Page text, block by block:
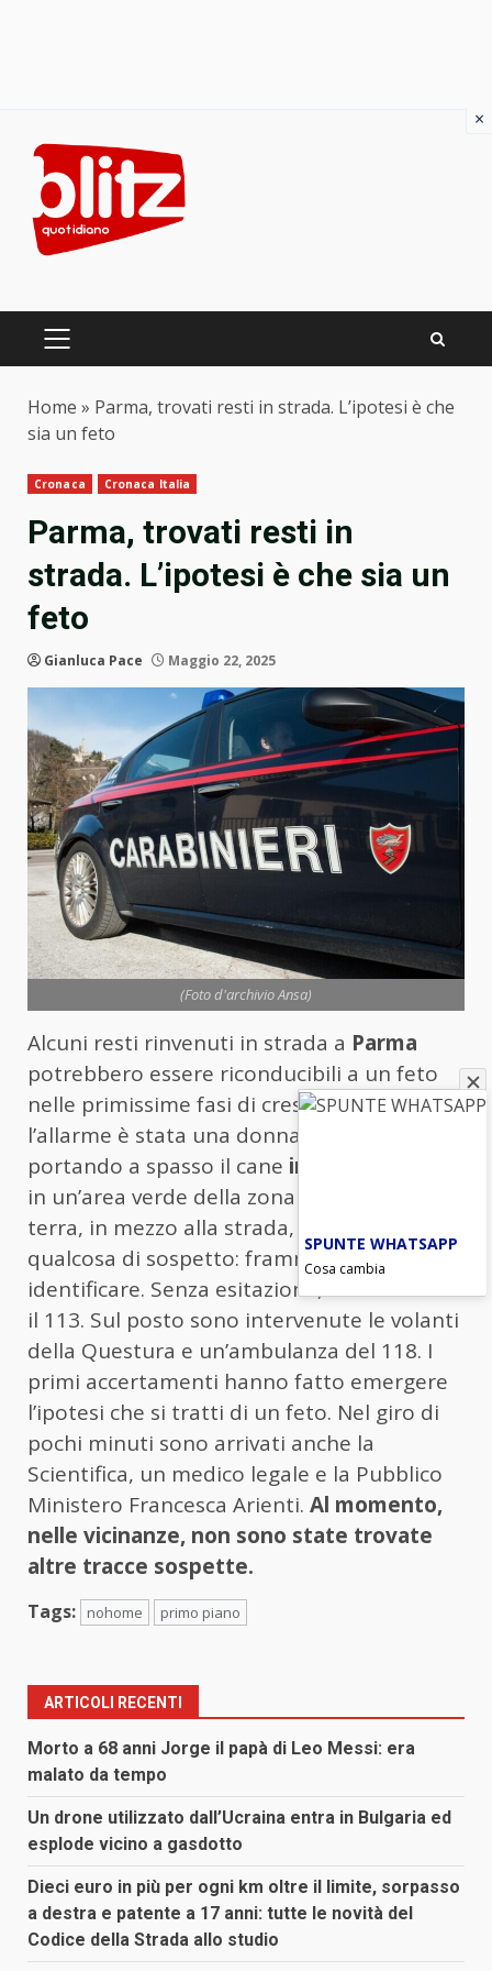
content
PRIMARY
Home » Parma, trovati resti in strada. L’ipotesi è che
sia un feto
Cronaca Cronaca Italia
Parma, trovati resti in
strada. L’ipotesi è che sia un
feto
Gianluca Pace Maggio 22, 2025
(Foto d'archivio Ansa)
Alcuni resti rinvenuti in strada a Parma
potrebbero essere riconducibili a un feto
nelle primissime fasi di crescita. A dare
l’allarme è stata una donna che stava
portando a spasso il cane in via Federico II
in un’area verde della zona Crocetta. A
terra, in mezzo alla strada, ha notato
qualcosa di sospetto: frammenti difficili da
identificare. Senza esitazione, ha chiamato
il 113. Sul posto sono intervenute le volanti
della Questura e un’ambulanza del 118. I
primi accertamenti hanno fatto emergere
l’ipotesi che si tratti di un feto. Nel giro di
pochi minuti sono arrivati anche la
Scientifica, un medico legale e la Pubblico
Ministero Francesca Arienti. Al momento,
nelle vicinanze, non sono state trovate
altre tracce sospette.
Tags: nohome primo piano
ARTICOLI RECENTI
Morto a 68 anni Jorge il papà di Leo Messi: era
malato da tempo
Un drone utilizzato dall’Ucraina entra in Bulgaria ed
esplode vicino a gasdotto
Dieci euro in più per ogni km oltre il limite, sorpasso
a destra e patente a 17 anni: tutte le novità del
Codice della Strada allo studio
×
SPUNTE WHATSAPP
Cosa cambia